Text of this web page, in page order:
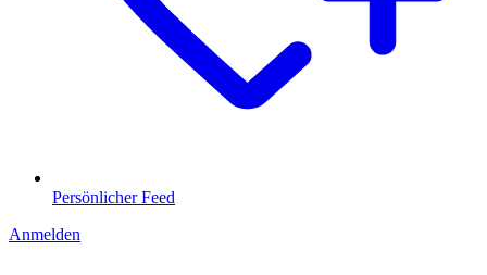
Persönlicher Feed
Anmelden